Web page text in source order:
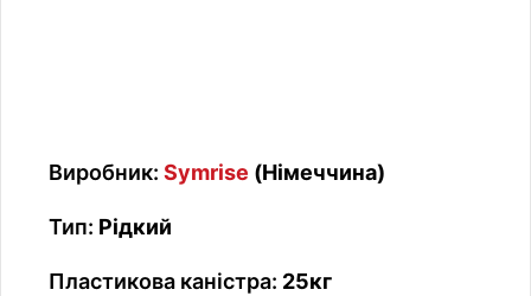
Виробник: Symrise (Німеччина)
Тип: Рідкий
Пластикова каністра: 25кг